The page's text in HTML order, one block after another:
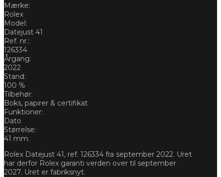
Mærke:
Rolex
Model:
Datejust 41
Ref. nr.:
126334
Årgang:
2022
Stand:
100 %
Tilbehør:
Boks, papirer & certifikat
Funktioner:
Dato
Størrelse:
41 mm.
Rolex Datejust 41, ref. 126334 fra september 2022. Uret
har derfor Rolex garanti verden over til september
2027. Uret er fabriksnyt.